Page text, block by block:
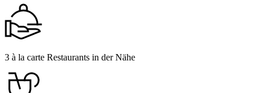
3 à la carte Restaurants in der Nähe